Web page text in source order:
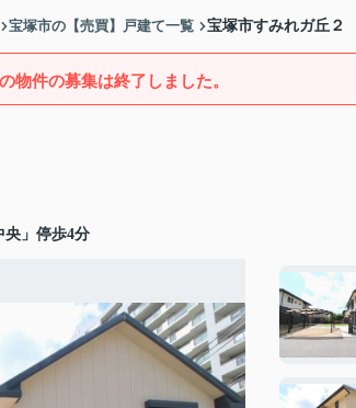
宝塚市の【売買】戸建て一覧 宝塚市すみれガ丘
物件の募集は終了しました。
央」停歩4分